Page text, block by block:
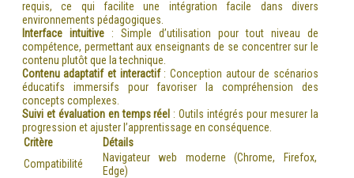
requis, ce qui facilite une intégration facile dans divers
environnements pédagogiques.
Interface intuitive: Simple d’utilisation pour tout niveau de
compétence, permettant aux enseignants de se concentrer sur le
contenu plutôt que la technique.
Contenu adaptatif et interactif: Conception autour de scénarios
éducatifs immersifs pour favoriser la compréhension des
concepts complexes.
Suivi et évaluation en temps réel : Outils intégrés pour mesurer la
progression et ajuster l’apprentissage en conséquence.
Critère
Détails
Compatibilité
Navigateur web moderne (Chrome, Firefox,
Edge)